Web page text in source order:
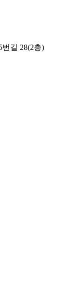
길 28(2층)